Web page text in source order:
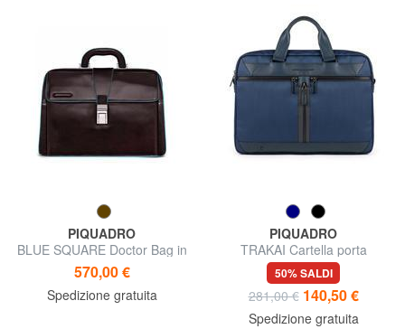
PIQUADRO
BLUE SQUARE Doctor Bag in
pelle
570,00 €
Spedizione gratuita
PIQUADRO
TRAKAI Cartella porta
pc15,6", iPad 10.5''/9.7"
50% SALDI
281,00 € 140,50 €
Spedizione gratuita